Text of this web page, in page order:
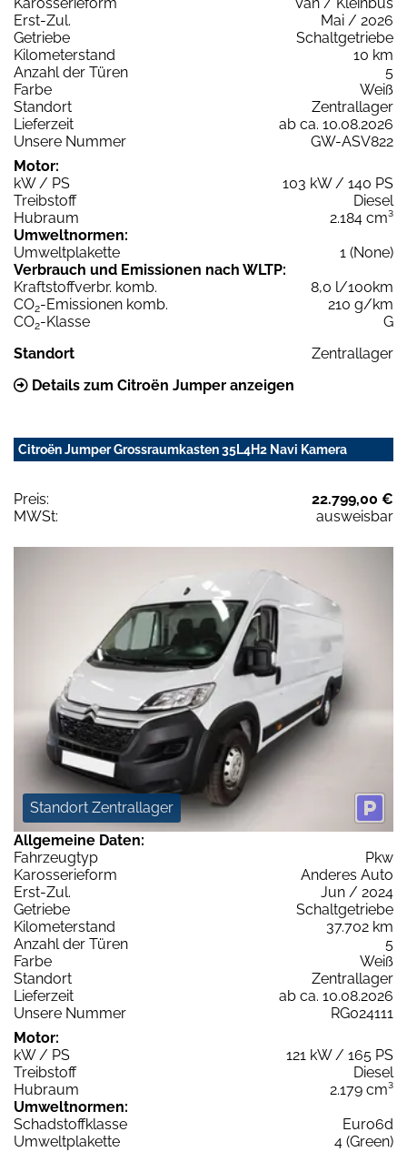
Erst-Zul.
Mai / 2026
Getriebe
Schaltgetriebe
Kilometerstand
10 km
Anzahl der Türen
5
Farbe
Weiß
Standort
Zentrallager
Lieferzeit
ab ca. 10.08.2026
Unsere Nummer
GW-ASV822
Motor:
kW / PS
103 kW / 140 PS
Treibstoff
Diesel
Hubraum
2.184 cm³
Umweltnormen:
Umweltplakette
1 (None)
Verbrauch und Emissionen nach WLTP:
Kraftstoffverbr. komb.
8,0 l/100km
CO2-Emissionen komb.
210 g/km
CO2-Klasse
G
Standort
Zentrallager
Details zum Citroën Jumper anzeigen
Citroën Jumper Grossraumkasten 35L4H2 Navi Kamera
Preis:
22.799,00 €
MWSt:
ausweisbar
Standort Zentrallager
Allgemeine Daten:
Fahrzeugtyp
Pkw
Karosserieform
Anderes Auto
Erst-Zul.
Jun / 2024
Getriebe
Schaltgetriebe
Kilometerstand
37.702 km
Anzahl der Türen
5
Farbe
Weiß
Standort
Zentrallager
Lieferzeit
ab ca. 10.08.2026
Unsere Nummer
RG024111
Motor:
kW / PS
121 kW / 165 PS
Treibstoff
Diesel
Hubraum
2.179 cm³
Umweltnormen:
Schadstoffklasse
Euro6d
Umweltplakette
4 (Green)